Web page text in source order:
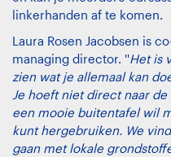
linkerhanden af te komen.
Laura Rosen Jacobsen is
managing director. ''Het is
zien wat je allemaal kan
Je hoeft niet direct naar
een mooie buitentafel wil
kunt hergebruiken. We
gaan met lokale